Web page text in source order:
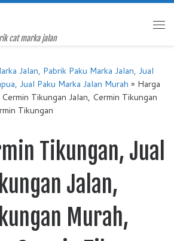
cat marka jalan
Jalan, Pabrik Paku Marka Jalan, Jual
Jual Paku Marka Jalan Murah » Harga
Tikungan Jalan, Cermin Tikungan
Tikungan
Tikungan, Jual
Jalan,
Murah,